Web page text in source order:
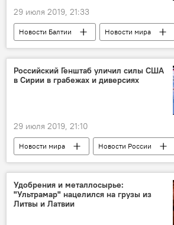
29 июля 2019, 21:33
Новости Балтии
Новости мира
Литва
Sputnik Литва
свобода слова
Российский Генштаб уличил силы США
в Сирии в грабежах и диверсиях
29 июля 2019, 21:10
Новости мира
Новости России
Сирия
США
война в Сирии
конфликт
Удобрения и металлосырье:
"Ультрамар" нацелился на грузы из
Литвы и Латвии